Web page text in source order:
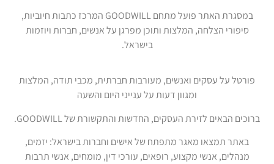
במסגרת האתר פועל מתחם GOODWILL המרכז כתבות חיוביות,
סיפורי הצלחה, המלצות ותוכן מפרגן על אנשים, חברות ויוזמות
בישראל.
פורטל על עסקים ואנשים, מעורבות חברתית, מכבי תודה, המלצות
ומגוון דעות על ענייני היום והשעה
ברוכים הבאים לזירת העסקים, החדשות והתקשורת של GOODWILL.
באתר תמצאו מאגר מתפתח של אישים וחברות בישראל: יזמים,
מנהלים, אנשי מקצוע, רופאים, עורכי דין, מומחים, אנשי תרבות